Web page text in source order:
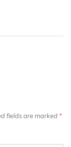
fields are marked *